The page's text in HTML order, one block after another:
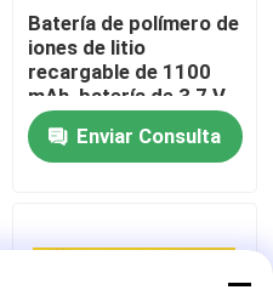
Batería de polímero de
iones de litio
recargable de 1100
mAh, batería de 3,7 V,
batería lipo LP802060
Enviar Consulta